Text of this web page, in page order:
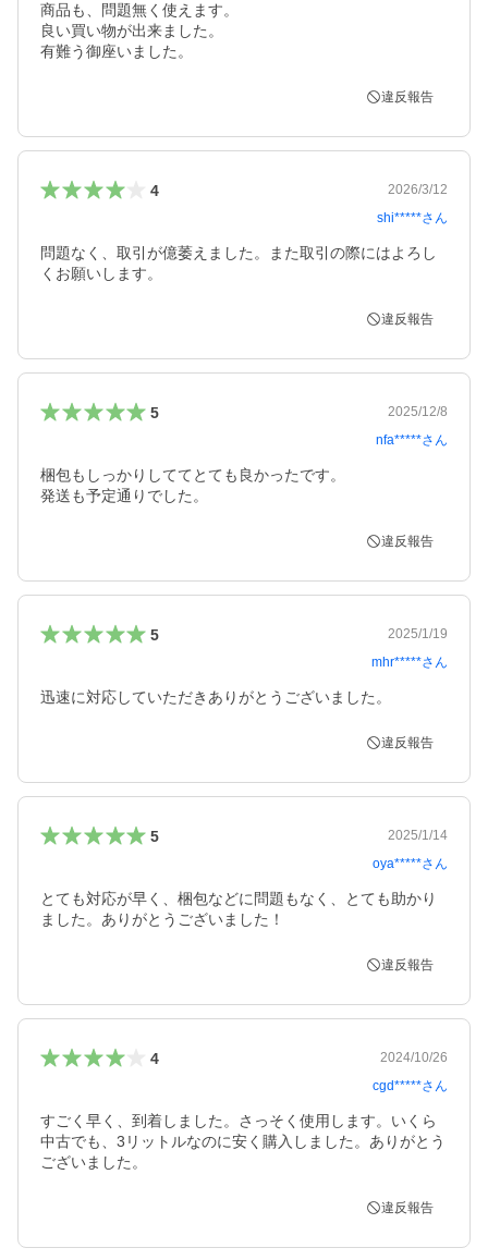
商品も、問題無く使えます。
良い買い物が出来ました。
有難う御座いました。
違反報告
4
2026/3/12
shi*****さん
問題なく、取引が億萎えました。また取引の際にはよろし
くお願いします。
違反報告
5
2025/12/8
nfa*****さん
梱包もしっかりしててとても良かったです。
発送も予定通りでした。
違反報告
5
2025/1/19
mhr*****さん
迅速に対応していただきありがとうございました。
違反報告
5
2025/1/14
oya*****さん
とても対応が早く、梱包などに問題もなく、とても助かり
ました。ありがとうございました！
違反報告
4
2024/10/26
cgd*****さん
すごく早く、到着しました。さっそく使用します。いくら
中古でも、3リットルなのに安く購入しました。ありがとう
ございました。
違反報告